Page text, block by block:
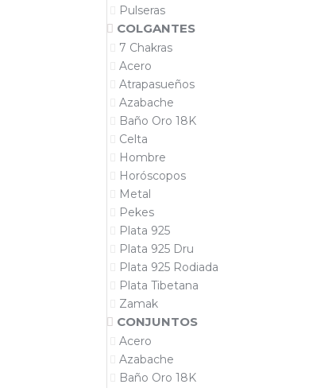
Pulseras
COLGANTES
7 Chakras
Acero
Atrapasueños
Azabache
Baño Oro 18K
Celta
Hombre
Horóscopos
Metal
Pekes
Plata 925
Plata 925 Dru
Plata 925 Rodiada
Plata Tibetana
Zamak
CONJUNTOS
Acero
Azabache
Baño Oro 18K